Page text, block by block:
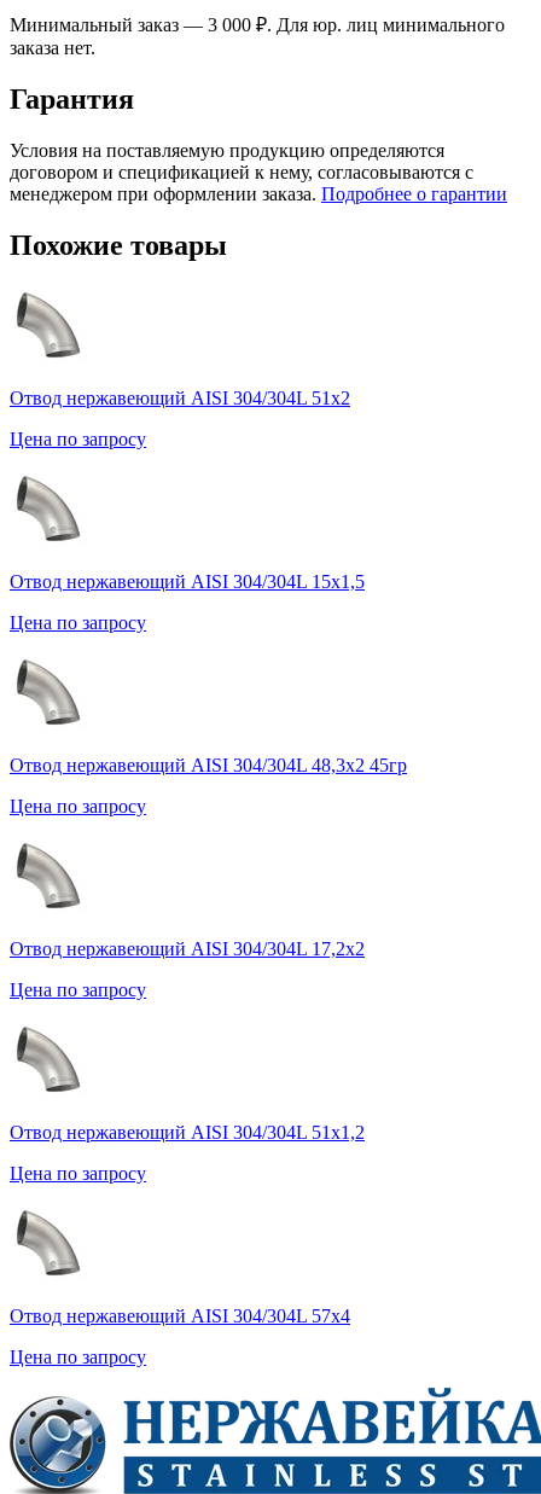
Минимальный заказ — 3 000 ₽. Для юр. лиц минимального
заказа нет.
Гарантия
Условия на поставляемую продукцию определяются
договором и спецификацией к нему, согласовываются с
менеджером при оформлении заказа. Подробнее о гарантии
Похожие товары
Отвод нержавеющий AISI 304/304L 51х2
Цена по запросу
Отвод нержавеющий AISI 304/304L 15х1,5
Цена по запросу
Отвод нержавеющий AISI 304/304L 48,3х2 45гр
Цена по запросу
Отвод нержавеющий AISI 304/304L 17,2х2
Цена по запросу
Отвод нержавеющий AISI 304/304L 51х1,2
Цена по запросу
Отвод нержавеющий AISI 304/304L 57х4
Цена по запросу